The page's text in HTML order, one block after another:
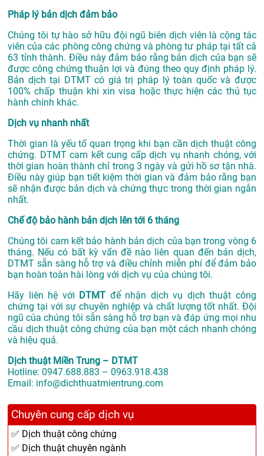
Pháp lý bản dịch đảm bảo
Chúng tôi tự hào sở hữu đội ngũ biên dịch viên là cộng tác
viên của các phòng công chứng và phòng tư pháp tại tất cả
63 tỉnh thành. Điều này đảm bảo rằng bản dịch của bạn sẽ
được công chứng thuận lợi và đúng theo quy định pháp lý.
Bản dịch tại DTMT có giá trị pháp lý toàn quốc và được
100% chấp thuận khi xin visa hoặc thực hiện các thủ tục
hành chính khác.
Dịch vụ nhanh nhất
Thời gian là yếu tố quan trọng khi bạn cần dịch thuật công
chứng. DTMT cam kết cung cấp dịch vụ nhanh chóng, với
thời gian hoàn thành chỉ trong 3 ngày và gửi hồ sơ tận nhà.
Điều này giúp bạn tiết kiệm thời gian và đảm bảo rằng bạn
sẽ nhận được bản dịch và chứng thực trong thời gian ngắn
nhất.
Chế độ bảo hành bản dịch lên tới 6 tháng
Chúng tôi cam kết bảo hành bản dịch của bạn trong vòng 6
tháng. Nếu có bất kỳ vấn đề nào liên quan đến bản dịch,
DTMT sẵn sàng hỗ trợ và điều chỉnh miễn phí để đảm bảo
bạn hoàn toàn hài lòng với dịch vụ của chúng tôi.
Hãy liên hệ với DTMT để nhận dịch vụ dịch thuật công
chứng tại với sự chuyên nghiệp và chất lượng tốt nhất. Đội
ngũ của chúng tôi sẵn sàng hỗ trợ bạn và đáp ứng mọi nhu
cầu dịch thuật công chứng của bạn một cách nhanh chóng
và hiệu quả.
Dịch thuật Miền Trung – DTMT
Hotline: 0947.688.883 – 0963.918.438
Email: info@dichthuatmientrung.com
Chuyên cung cấp dịch vụ
✅ Dịch thuật công chứng
✅ Dịch thuật chuyên ngành